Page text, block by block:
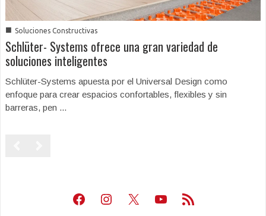
■ Soluciones Constructivas
Schlüter- Systems ofrece una gran variedad de
soluciones inteligentes
Schlüter-Systems apuesta por el Universal Design como
enfoque para crear espacios confortables, flexibles y sin
barreras, pen ...
Facebook
Instagram
X Youtube
Feed RSS